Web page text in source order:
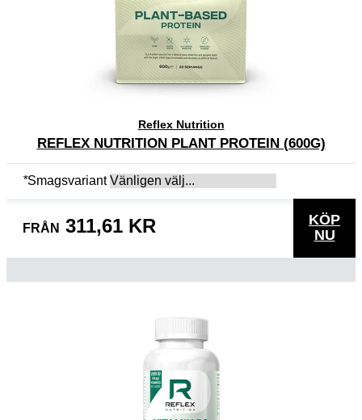
Reflex Nutrition
REFLEX NUTRITION PLANT PROTEIN (600G)
*Smagsvariant
FRÅN 311,61 KR
KÖP
NU